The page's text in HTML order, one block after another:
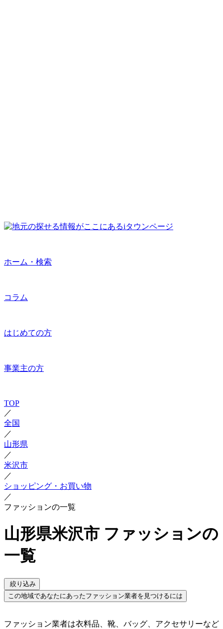
ホーム・検索
コラム
はじめての方
事業主の方
TOP
／
全国
／
山形県
／
米沢市
／
ショッピング・お買い物
／
ファッションの一覧
山形県米沢市 ファッションの
一覧
絞り込み
この地域であなたにあったファッション業者を見つけるには
ファッション業者は衣料品、靴、バッグ、アクセサリーなど